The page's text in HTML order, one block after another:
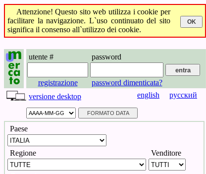
Attenzione! Questo sito web utilizza i cookie per
facilitare la navigazione. L`uso continuato del sito
significa il consenso all`utilizzo dei cookie.
utente # password
registrazione
password dimenticata?
versione desktop
english русский
Paese
Regione Venditore